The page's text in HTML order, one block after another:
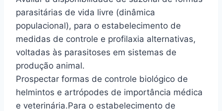
parasitárias de vida livre (dinâmica
populacional), para o estabelecimento de
medidas de controle e profilaxia alternativas,
voltadas às parasitoses em sistemas de
produção animal.
Prospectar formas de controle biológico de
helmintos e artrópodes de importância médica
e veterinária.Para o estabelecimento de